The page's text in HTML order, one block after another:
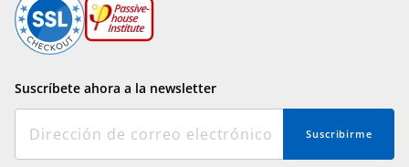
Suscríbete ahora a la newsletter
Suscribirme